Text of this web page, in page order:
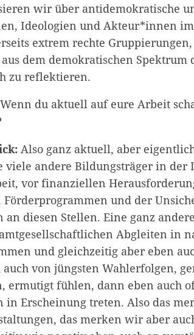
wir über antidemokratische
Ideologien und Akteur*innen
extrem rechte
dem demokratischen
zu reflektieren.
Wenn du aktuell auf eure Arbeit
Also ganz aktuell, aber
viele andere Bildungsträger in der
vor finanziellen
Förderprogrammen und der
an diesen Stellen. Eine ganz
Abgleiten in
und gleichzeitig aber eben
von jüngsten Wahlerfolgen,
ermutigt fühlen, dann eben auch
in Erscheinung treten. Also das
das merken wir aber